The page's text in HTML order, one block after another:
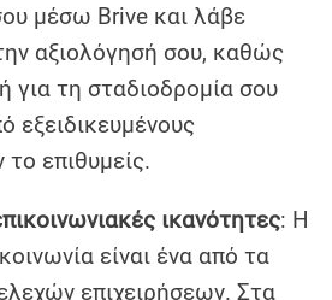
μέσω Brive και λάβε
αξιολόγησή σου, καθώς
για τη σταδιοδρομία σου
εξειδικευμένους
επιθυμείς.
ικανότητες: Η
είναι ένα από τα
επιχειρήσεων. Στα